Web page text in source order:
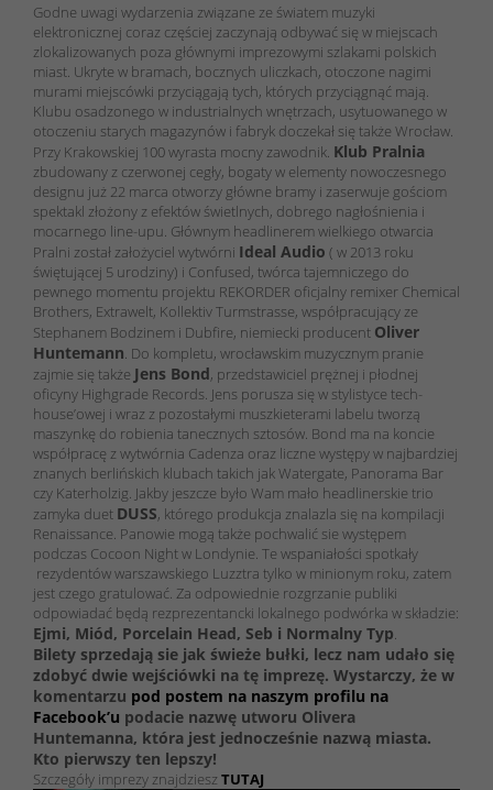
Godne uwagi wydarzenia związane ze światem muzyki
elektronicznej coraz częściej zaczynają odbywać się w miejscach
zlokalizowanych poza głównymi imprezowymi szlakami polskich
miast. Ukryte w bramach, bocznych uliczkach, otoczone nagimi
murami miejscówki przyciągają tych, których przyciągnąć mają.
Klubu osadzonego w industrialnych wnętrzach, usytuowanego w
otoczeniu starych magazynów i fabryk doczekał się także Wrocław.
Przy Krakowskiej 100 wyrasta mocny zawodnik. Klub Pralnia
zbudowany z czerwonej cegły, bogaty w elementy nowoczesnego
designu już 22 marca otworzy główne bramy i zaserwuje gościom
spektakl złożony z efektów świetlnych, dobrego nagłośnienia i
mocarnego line-upu. Głównym headlinerem wielkiego otwarcia
Pralni został założyciel wytwórni Ideal Audio ( w 2013 roku
świętującej 5 urodziny) i Confused, twórca tajemniczego do
pewnego momentu projektu REKORDER oficjalny remixer Chemical
Brothers, Extrawelt, Kollektiv Turmstrasse, współpracujący ze
Stephanem Bodzinem i Dubfire, niemiecki producent Oliver
Huntemann. Do kompletu, wrocławskim muzycznym pranie
zajmie się także Jens Bond, przedstawiciel prężnej i płodnej
oficyny Highgrade Records. Jens porusza się w stylistyce tech-
house’owej i wraz z pozostałymi muszkieterami labelu tworzą
maszynkę do robienia tanecznych sztosów. Bond ma na koncie
współpracę z wytwórnia Cadenza oraz liczne występy w najbardziej
znanych berlińskich klubach takich jak Watergate, Panorama Bar
czy Katerholzig. Jakby jeszcze było Wam mało headlinerskie trio
zamyka duet DUSS, którego produkcja znalazla się na kompilacji
Renaissance. Panowie mogą także pochwalić sie występem
podczas Cocoon Night w Londynie. Te wspaniałości spotkały
rezydentów warszawskiego Luzztra tylko w minionym roku, zatem
jest czego gratulować. Za odpowiednie rozgrzanie publiki
odpowiadać będą rezprezentancki lokalnego podwórka w składzie:
Ejmi, Miód, Porcelain Head, Seb i Normalny Typ.
Bilety sprzedają sie jak świeże bułki, lecz nam udało się
zdobyć dwie wejściówki na tę imprezę. Wystarczy, że w
komentarzu pod postem na naszym profilu na
Facebook’u podacie nazwę utworu Olivera
Huntemanna, która jest jednocześnie nazwą miasta.
Kto pierwszy ten lepszy!
Szczegóły imprezy znajdziesz TUTAJ